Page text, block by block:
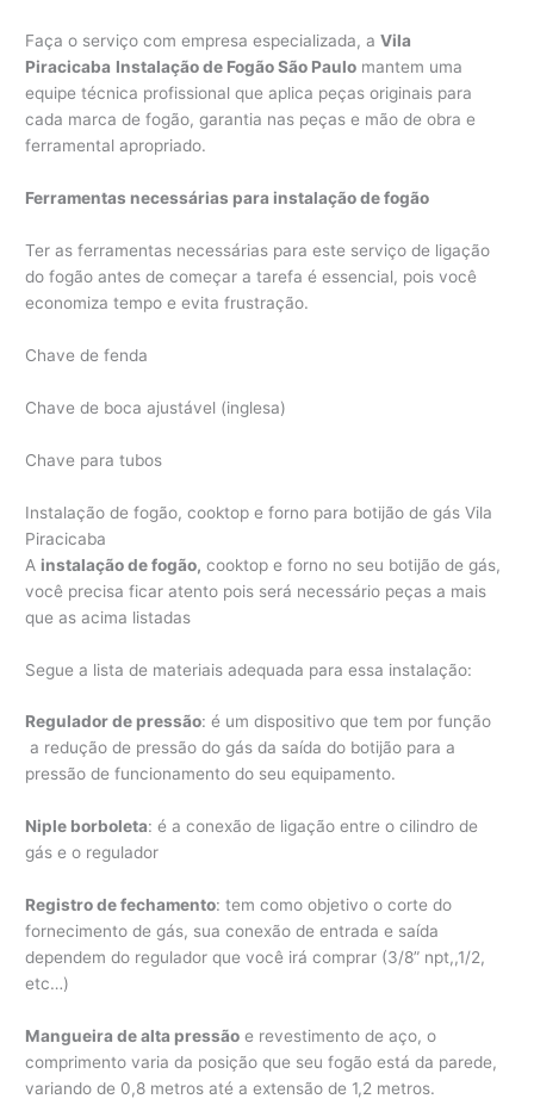
Faça o serviço com empresa especializada, aVila
Piracicaba Instalação de Fogão São Paulo mantem uma
equipe técnica profissional que aplica peças originais para
cada marca de fogão, garantia nas peças e mão de obra e
ferramental apropriado.
Ferramentas necessárias para instalação de fogão
Ter as ferramentas necessárias para este serviço de ligação
do fogão antes de começar a tarefa é essencial, pois você
economiza tempo e evita frustração.
Chave de fenda
Chave de boca ajustável (inglesa)
Chave para tubos
Instalação de fogão, cooktop e forno para botijão de gás Vila
Piracicaba
A instalaçãodefogão, cooktop e forno no seu botijão de gás,
você precisa ficar atento pois será necessário peças a mais
que as acima listadas
Segue a lista de materiais adequada para essa instalação:
Regulador de pressão: é um dispositivo que tem por função
a redução de pressão do gás da saída do botijão para a
pressão de funcionamento do seu equipamento.
Niple borboleta: é a conexão de ligação entre o cilindro de
gás e o regulador
Registro de fechamento: tem como objetivo o corte do
fornecimento de gás, sua conexão de entrada e saída
dependem do regulador que você irá comprar (3/8” npt,,1/2,
etc…)
Mangueira de alta pressão e revestimento de aço, o
comprimento varia da posição que seu fogão está da parede,
variando de 0,8 metros até a extensão de 1,2 metros.